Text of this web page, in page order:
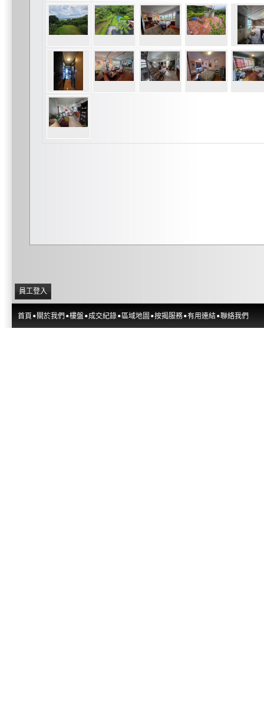
員工登入
首頁 關於我們 樓盤 成交紀錄 區域地圖 按揭服務 有用連結 聯絡我們